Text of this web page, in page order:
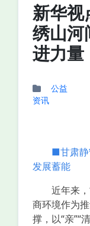
新华视
绣山河
进力量
公益
资讯
■甘肃静
发展蓄能
近年来，
商环境作为
撑，以“亲”“